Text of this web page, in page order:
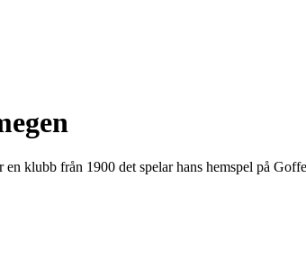
klubb från 1900 det spelar hans hemspel på